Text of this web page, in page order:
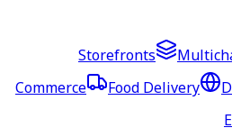
Storefronts
Commerce
Food Delivery